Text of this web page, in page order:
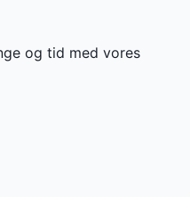
og tid med vores